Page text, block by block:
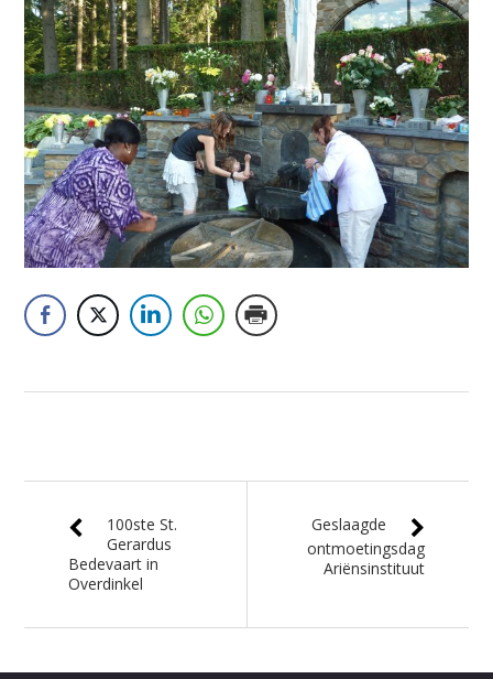
100ste St.
Gerardus
Bedevaart in
Overdinkel
Geslaagde
ontmoetingsdag
Ariënsinstituut